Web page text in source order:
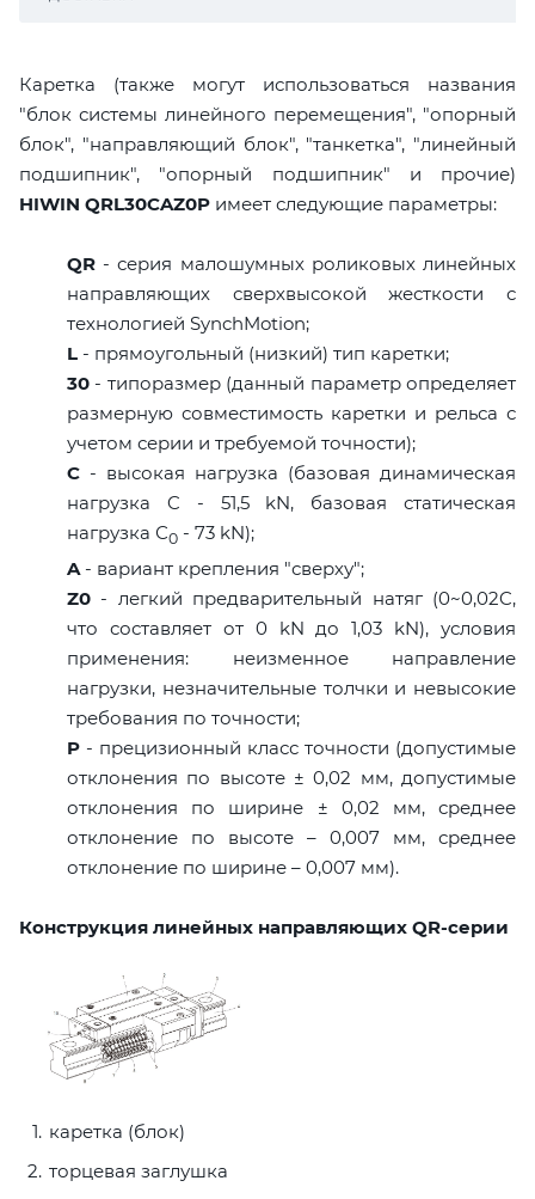
Каретка (также могут использоваться названия
"блок системы линейного перемещения", "опорный
блок", "направляющий блок", "танкетка", "линейный
подшипник", "опорный подшипник" и прочие)
HIWIN QRL30CAZ0P имеет следующие параметры:
QR - серия малошумных роликовых линейных
направляющих сверхвысокой жесткости с
технологией SynchMotion;
L - прямоугольный (низкий) тип каретки;
30 - типоразмер (данный параметр определяет
размерную совместимость каретки и рельса с
учетом серии и требуемой точности);
C - высокая нагрузка (базовая динамическая
нагрузка C - 51,5 kN, базовая статическая
нагрузка С0 - 73 kN);
A- вариант крепления "сверху";
Z0 - легкий предварительный натяг (0~0,02C,
что составляет от 0 kN до 1,03 kN), условия
применения: неизменное направление
нагрузки, незначительные толчки и невысокие
требования по точности;
P - прецизионный класс точности (допустимые
отклонения по высоте ± 0,02 мм, допустимые
отклонения по ширине ± 0,02 мм, среднее
отклонение по высоте – 0,007 мм, среднее
отклонение по ширине – 0,007 мм).
Конструкция линейных направляющих QR-серии
каретка (блок)
торцевая заглушка